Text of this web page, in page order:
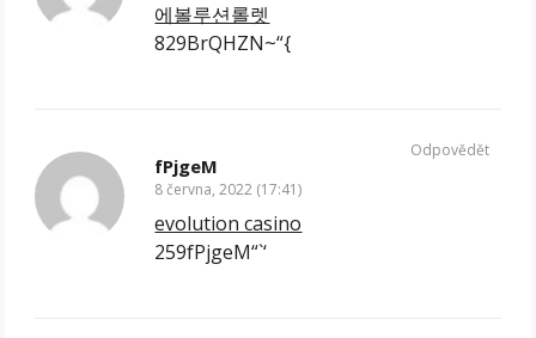
에볼루션롤렛
829BrQHZN~“{
fPjgeM
8 června, 2022 (17:41)
evolution casino
259fPjgeM“`‘
Odpovědět